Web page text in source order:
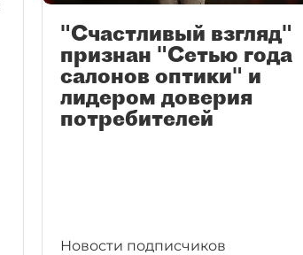
"Счастливый взгляд"
признан "Сетью года
салонов оптики" и
лидером доверия
потребителей
Новости подписчиков